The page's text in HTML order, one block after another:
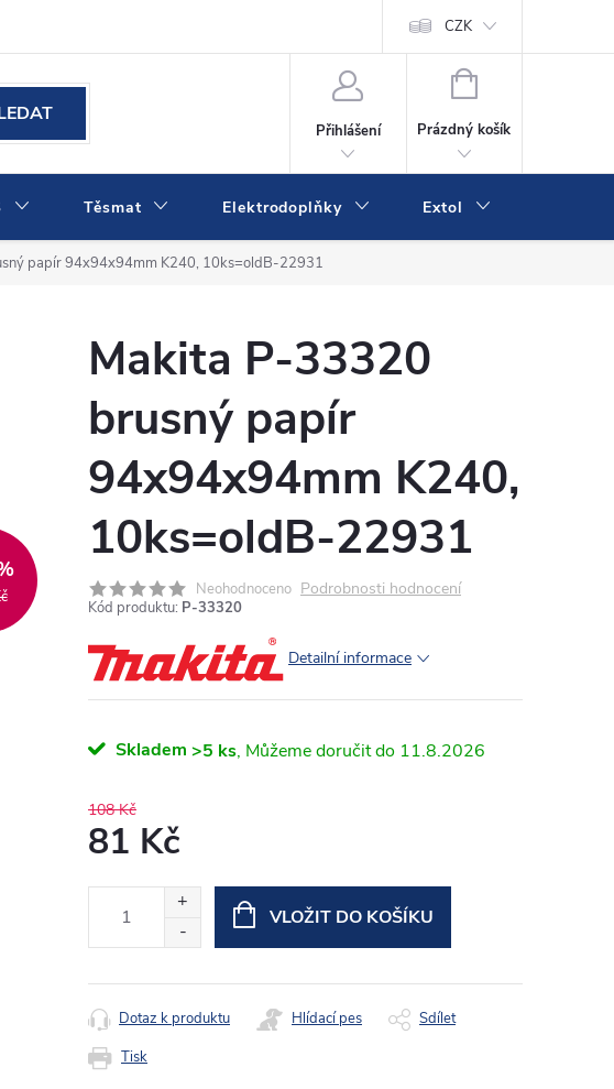
Kontakty
CZK
Přihlášení
NÁKUPNÍ
Prázdný košík
Těsmat Elektrodoplňky Extol
papír 94x94x94mm K240, 10ks=oldB-22931
Makita P-33320
brusný papír
94x94x94mm K240,
10ks=oldB-22931
Neohodnoceno Podrobnosti hodnocení
Kód produktu: P-33320
Detailní informace
Skladem >5 ks 11.8.2026
108 Kč
81 Kč
VLOŽIT DO KOŠÍKU
Tisk
Dotaz k produktu Hlídací pes Sdílet